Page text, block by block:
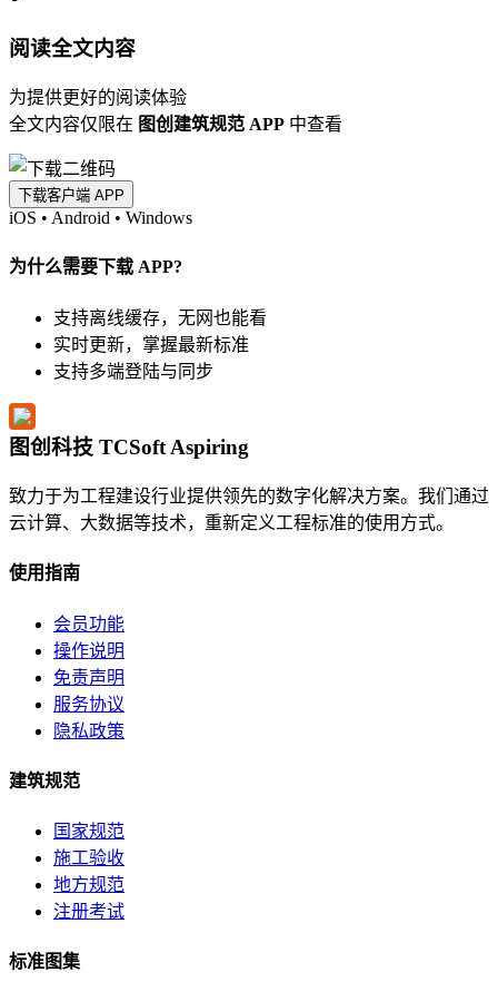
阅读全文内容
为提供更好的阅读体验
全文内容仅限在 图创建筑规范 APP 中查看
下载客户端 APP
iOS • Android • Windows
为什么需要下载 APP?
支持离线缓存，无网也能看
实时更新，掌握最新标准
支持多端登陆与同步
图创科技 TCSoft Aspiring
致力于为工程建设行业提供领先的数字化解决方案。我们通过
云计算、大数据等技术，重新定义工程标准的使用方式。
使用指南
会员功能
操作说明
免责声明
服务协议
隐私政策
建筑规范
国家规范
施工验收
地方规范
注册考试
标准图集